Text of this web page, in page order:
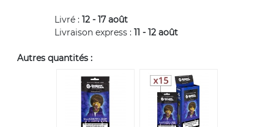
Livré : 12 - 17 août
Livraison express : 11 - 12 août
Autres quantités :